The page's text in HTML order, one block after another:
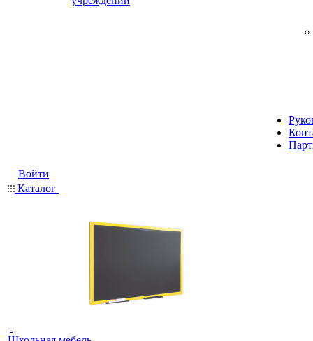
Войти
Каталог